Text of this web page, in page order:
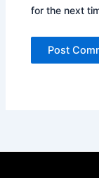
for the next